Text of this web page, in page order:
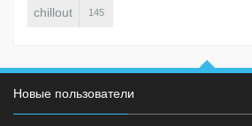
chillout 145
Новые пользователи